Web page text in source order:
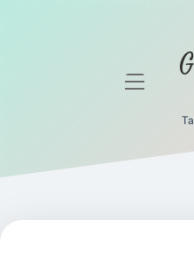
Gizlilik
menüyü